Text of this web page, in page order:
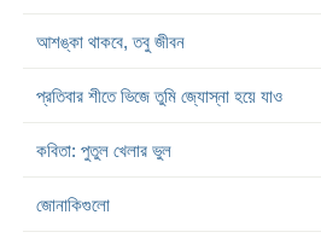
আশঙ্কা থাকবে, তবু জীবন
প্রতিবার শীতে ভিজে তুমি জ্যোস্না হয়ে যাও
কবিতা: পুতুল খেলার ভুল
জোনাকিগুলো